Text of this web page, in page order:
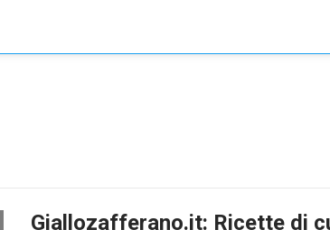
Giallozafferano.it: Ricette di